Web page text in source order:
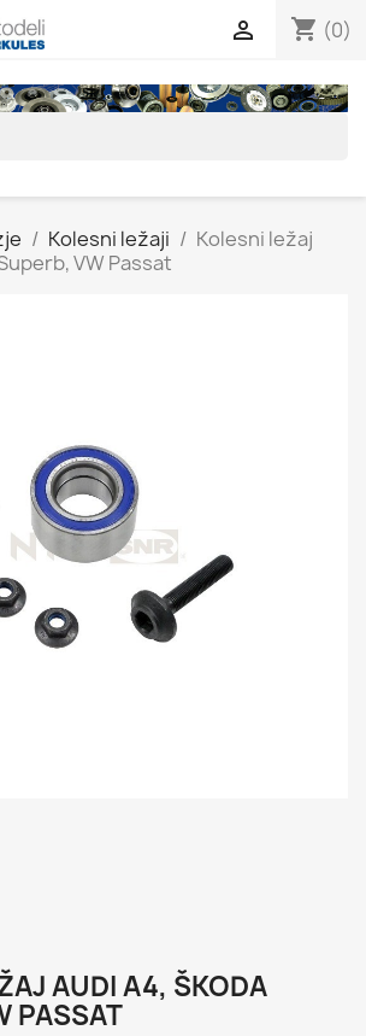
shopping_cart (0)

Kolesni ležaji
Kolesni ležaj
VW Passat
AUDI A4, ŠKODA
PASSAT